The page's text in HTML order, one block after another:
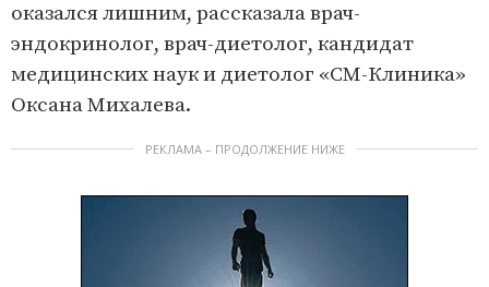
оказался лишним, рассказала врач-
эндокринолог, врач-диетолог, кандидат
медицинских наук и диетолог «СМ-Клиника»
Оксана Михалева.
РЕКЛАМА – ПРОДОЛЖЕНИЕ НИЖЕ